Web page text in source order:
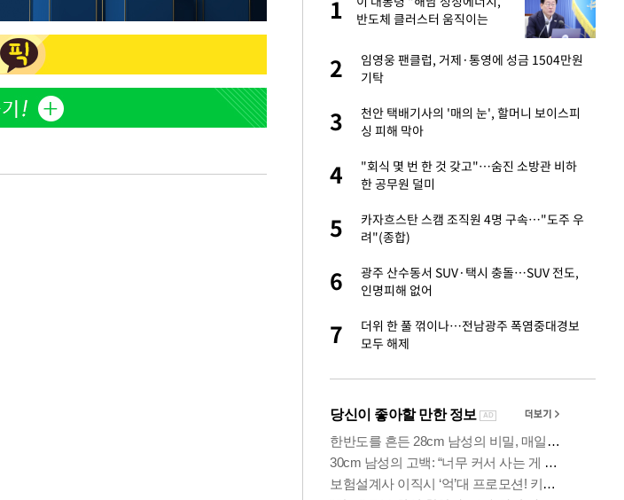
과 후 근황…밝은 미소
2
모 살해
3
'서준맘' 박세미, 연하 남자친구와 열애 "결혼
생각도"
4
1
반도체 클러스터 움직이는
2
임영웅 팬클럽, 거제·통영에 성금 1504만원
기탁
3
천안 택배기사의 '매의 눈', 할머니 보이스피
싱 피해 막아
4
"회식 몇 번 한 것 갖고"…숨진 소방관 비하
한 공무원 덜미
5
카자흐스탄 스캠 조직원 4명 구속…"도주 우
려"(종합)
6
광주 산수동서 SUV·택시 충돌…SUV 전도,
인명피해 없어
7
더위 한 풀 꺾이나…전남광주 폭염중대경보
모두 해제